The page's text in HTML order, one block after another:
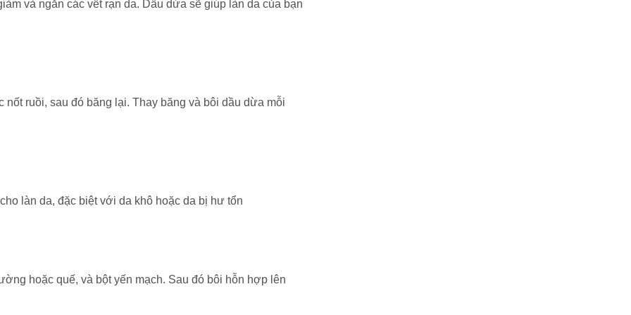
và ngăn các vết rạn da. Dầu dừa sẽ giúp làn da của bạn
ruồi, sau đó băng lại. Thay băng và bôi dầu dừa mỗi
làn da, đặc biệt với da khô hoặc da bị hư tổn
hoặc quế, và bột yến mạch. Sau đó bôi hỗn hợp lên